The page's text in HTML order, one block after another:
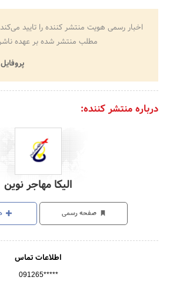
اخبار رسمی هویت منتشر کننده را تایید
مطلب منتشر شده بر عهده
درباره منتشر کننده:
الیکا مهاجر نوین
صفحه رسمی
اطلاعات تماس
091265*****